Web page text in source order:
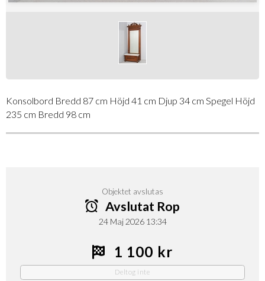
Konsolbord Bredd 87 cm Höjd 41 cm Djup 34 cm Spegel Höjd
235 cm Bredd 98 cm
Objektet avslutas
Avslutat Rop
24 Maj 2026 13:34
1 100 kr
Deltog inte